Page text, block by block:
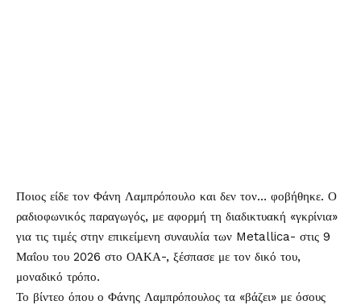
Ποιος είδε τον Φάνη Λαμπρόπουλο και δεν τον… φοβήθηκε. Ο
ραδιοφωνικός παραγωγός, με αφορμή τη διαδικτυακή «γκρίνια»
για τις τιμές στην επικείμενη συναυλία των Metallica- στις 9
Μαΐου του 2026 στο ΟΑΚΑ-, ξέσπασε με τον δικό του,
μοναδικό τρόπο.
Το βίντεο όπου ο Φάνης Λαμπρόπουλος τα «βάζει» με όσους